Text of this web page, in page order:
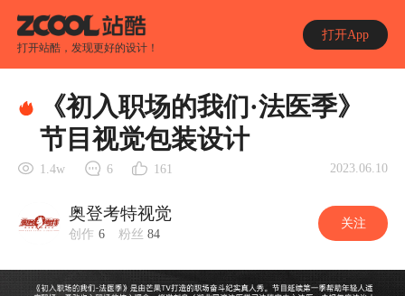
打开站酷，发现更好的设计！
打开App
《初入职场的我们·法医季》
节目视觉包装设计
1.4w 6 161 2023.06.10
奥登考特视觉
创作 6 粉丝 84
关注